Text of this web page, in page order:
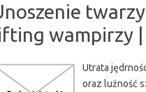
wampirzy |
Utrata
oraz luźność